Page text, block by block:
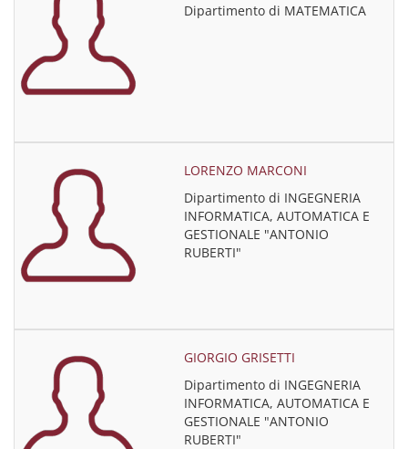
Dipartimento di MATEMATICA
LORENZO MARCONI
Dipartimento di INGEGNERIA
INFORMATICA, AUTOMATICA E
GESTIONALE "ANTONIO
RUBERTI"
GIORGIO GRISETTI
Dipartimento di INGEGNERIA
INFORMATICA, AUTOMATICA E
GESTIONALE "ANTONIO
RUBERTI"